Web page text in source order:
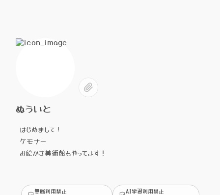
ぬういと
はじめまして！
ケモナー
お絵かき美術館もやってます！
無断利用禁止 AI学習利用禁止